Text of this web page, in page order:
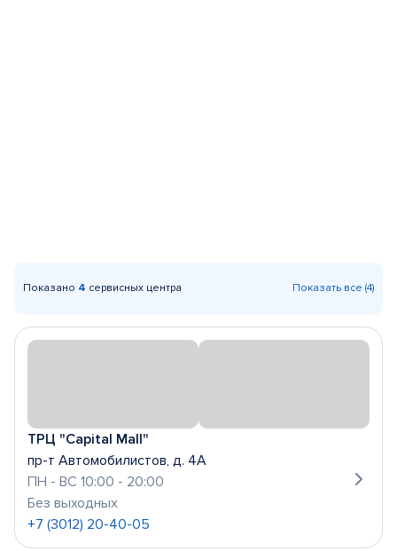
Показано 4 сервисных центра Показать все (4)
ТРЦ "Capital Mall"
пр-т Автомобилистов, д. 4А
ПН - ВС 10:00 - 20:00
Без выходных
+7 (3012) 20-40-05